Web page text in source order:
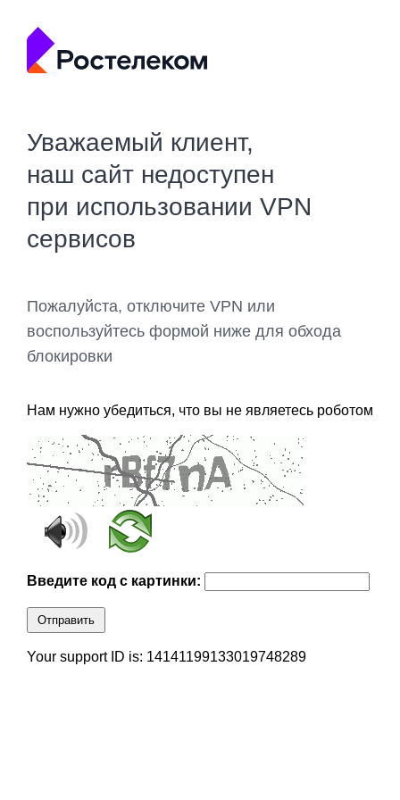
Уважаемый клиент,
наш сайт недоступен
при использовании VPN
сервисов
Пожалуйста, отключите VPN или
воспользуйтесь формой ниже для обхода
блокировки
Нам нужно убедиться, что вы не являетесь роботом
Введите код с картинки:
Отправить
Your support ID is: 14141199133019748289